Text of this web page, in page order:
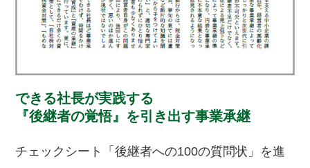
できる社長が実践する
『後継者の覚悟』を引き出す事業承継
チェックシート「後継者への100の質問状」を進